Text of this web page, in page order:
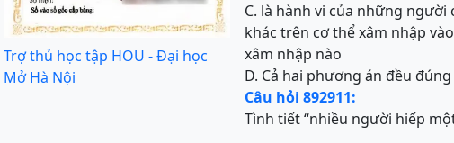
Trợ thủ học tập HOU - Đại học
Mở Hà Nội
C. là hành vi của những
khác trên cơ thể xâm nhập
xâm nhập nào
D. Cả hai phương án đều đúng
Câu hỏi 892911:
Tình tiết “nhiều người hiếp